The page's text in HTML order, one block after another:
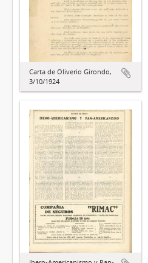
Carta de Oliverio Girondo,
3/10/1924